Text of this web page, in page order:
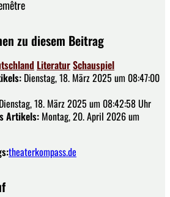
zu diesem Beitrag
LiteraturSchauspiel
Dienstag, 18. März 2025 um 08:47:00
Dienstag, 18. März 2025 um 08:42:58 Uhr
Artikels: Montag, 20. April 2026 um
theaterkompass.de